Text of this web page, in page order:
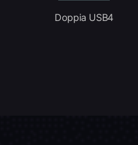
Doppia USB4